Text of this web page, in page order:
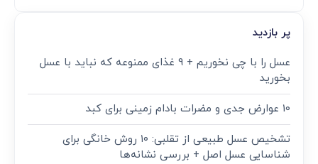
پر بازدید
عسل را با چی نخوریم + 9 غذای ممنوعه که نباید با عسل
بخورید
10 عوارض جدی و مضرات بادام زمینی برای کبد
تشخیص عسل طبیعی از تقلبی: ۱۰ روش خانگی برای
شناسایی عسل اصل + بررسی نشانه‌ها